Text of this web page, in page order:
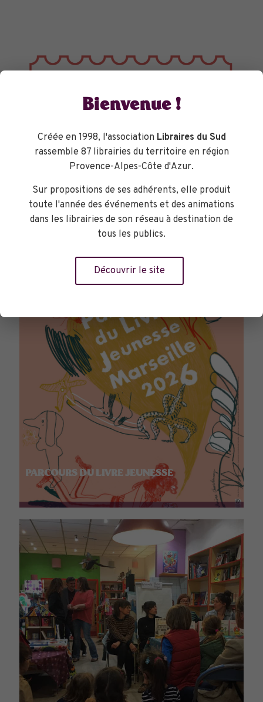
TOURNÉES GÉNÉRALES
PARCOURS DU LIVRE JEUNESSE
Bienvenue !
Créée en 1998, l'association Libraires du Sud
rassemble 87 librairies du territoire en région
Provence-Alpes-Côte d'Azur.
Sur propositions de ses adhérents, elle produit
toute l'année des événements et des animations
dans les librairies de son réseau à destination de
tous les publics.
Découvrir le site